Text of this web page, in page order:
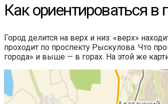
Как ориентироваться
Город делится на верх и низ: «верх»
проходит по проспекту Рыскулова. Что
города» и выше — в горах. На этой же